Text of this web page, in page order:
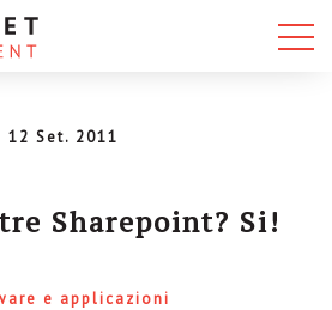
12 Set. 2011
Sharepoint? Si!
e applicazioni